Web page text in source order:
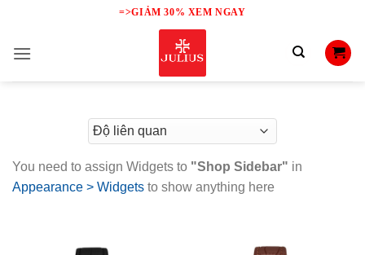
content
=>GIẢM 30% XEM NGAY
You need to assign Widgets to "Shop Sidebar" in
Appearance > Widgets to show anything here